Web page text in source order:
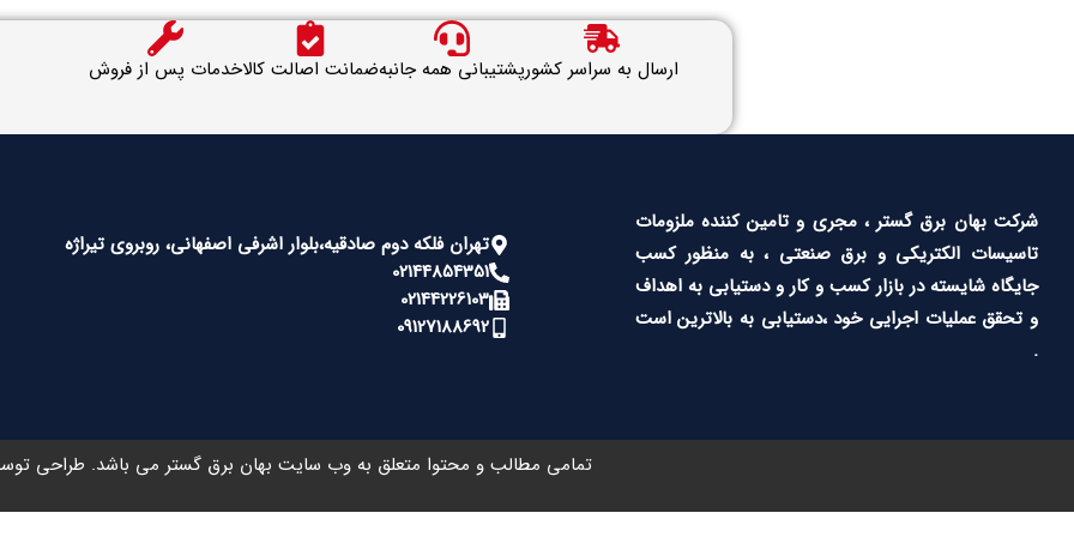
ارسال به سراسر کشورپشتیبانی همه جانبهضمانت اصالت کالاخدمات پس از فروش
شرکت بهان برق گستر ، مجری و تامین کننده ملزومات
تاسیسات الکتریکی و برق صنعتی ، به منظور کسب
جایگاه شایسته در بازار کسب و کار و دستیابی به اهداف
و تحقق عملیات اجرایی خود ،دستیابی به بالاترین است
.
تهران فلکه دوم صادقیه،بلوار اشرفی اصفهانی، روبروی تیراژه
02144854351
02144226103
09127188692
تمامی مطالب و محتوا متعلق به وب سایت بهان برق گستر می باشد. طراحی